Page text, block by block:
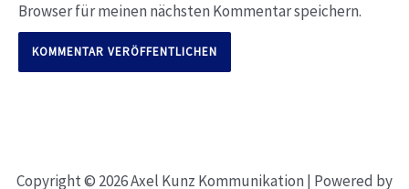
Browser für meinen nächsten Kommentar speichern.
Copyright © 2026 Axel Kunz Kommunikation | Powered by